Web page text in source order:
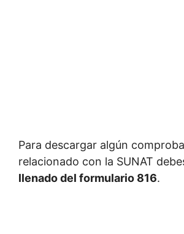
Para descargar algún
relacionado con la SUNAT
llenado del formulario 816.